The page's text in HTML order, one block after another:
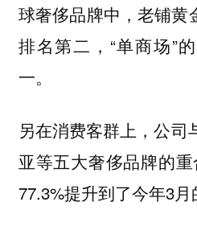
球奢侈品牌中，老铺黄
排名第二，“单商场”
一。
另在消费客群上，公司
亚等五大奢侈品牌的
77.3%提升到了今年3月